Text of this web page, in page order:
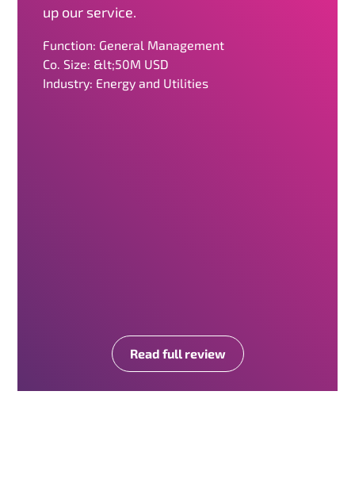
up our service.
Function: General Management
Co. Size: &lt;50M USD
Industry: Energy and Utilities
Read full review